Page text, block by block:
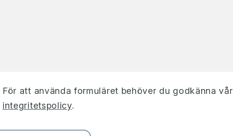
För att använda formuläret behöver du godkänna vår
integritetspolicy.